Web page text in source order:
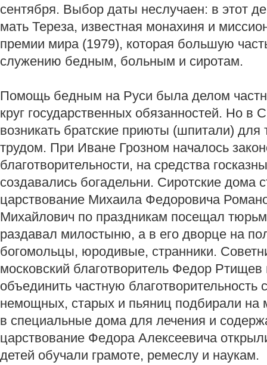
сентября. Выбор даты неслучаен: в этот
мать Тереза, известная монахиня и
премии мира (1979), которая большую
служению бедным, больным и сиротам.
Помощь бедным на Руси была делом
круг государственных обязанностей. Но в
возникать братские приюты (шпитали) для
трудом. При Иване Грозном началось
благотворительности, на средства
создавались богадельни. Сиротские дома
царствование Михаила Федоровича
Михайлович по праздникам посещал
раздавал милостыню, а в его дворце на
богомольцы, юродивые, странники.
московский благотворитель Федор
объединить частную благотворительность
немощных, старых и пьяниц подбирали на
в специальные дома для лечения и
царствование Федора Алексеевича
детей обучали грамоте, ремеслу и наукам.